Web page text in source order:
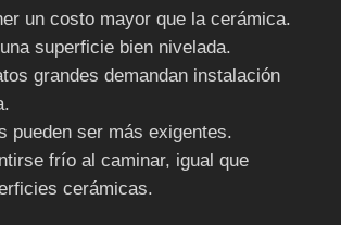
un costo mayor que la cerámica.
superficie bien nivelada.
grandes demandan instalación
pueden ser más exigentes.
frío al caminar, igual que
cerámicas.